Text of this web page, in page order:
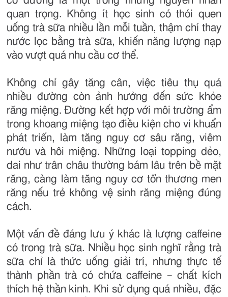
quan trọng. Không ít học sinh có thói quen
uống trà sữa nhiều lần mỗi tuần, thậm chí thay
nước lọc bằng trà sữa, khiến năng lượng nạp
vào vượt quá nhu cầu cơ thể.
Không chỉ gây tăng cân, việc tiêu thụ quá
nhiều đường còn ảnh hưởng đến sức khỏe
răng miệng. Đường kết hợp với môi trường ẩm
trong khoang miệng tạo điều kiện cho vi khuẩn
phát triển, làm tăng nguy cơ sâu răng, viêm
nướu và hôi miệng. Những loại topping dẻo,
dai như trân châu thường bám lâu trên bề mặt
răng, càng làm tăng nguy cơ tổn thương men
răng nếu trẻ không vệ sinh răng miệng đúng
cách.
Một vấn đề đáng lưu ý khác là lượng caffeine
có trong trà sữa. Nhiều học sinh nghĩ rằng trà
sữa chỉ là thức uống giải trí, nhưng thực tế
thành phần trà có chứa caffeine – chất kích
thích hệ thần kinh. Khi sử dụng quá nhiều, đặc